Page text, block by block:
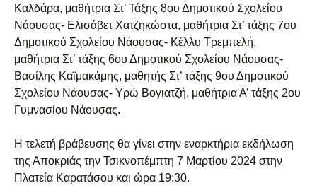
Καλδάρα, μαθήτρια Στ’ Τάξης 8ου Δημοτικού Σχολείου
Νάουσας- Ελισάβετ Χατζηκώστα, μαθήτρια Στ’ τάξης 7ου
Δημοτικού Σχολείου Νάουσας- Κέλλυ Τρεμπελή,
μαθήτρια Στ’ τάξης 6ου Δημοτικού Σχολείου Νάουσας-
Βασίλης Καϊμακάμης, μαθητής Στ’ τάξης 9ου Δημοτικού
Σχολείου Νάουσας- Υρώ Βογιατζή, μαθήτρια Α’ τάξης 2ου
Γυμνασίου Νάουσας.
Η τελετή βράβευσης θα γίνει στην εναρκτήρια εκδήλωση
της Αποκριάς την Τσικνοπέμπτη 7 Μαρτίου 2024 στην
Πλατεία Καρατάσου και ώρα 19:30.